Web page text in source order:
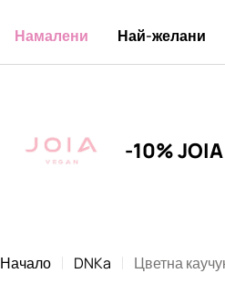
Намалени Най-желани
-10% JOIA VEGAN
Начало DNKa Цветна